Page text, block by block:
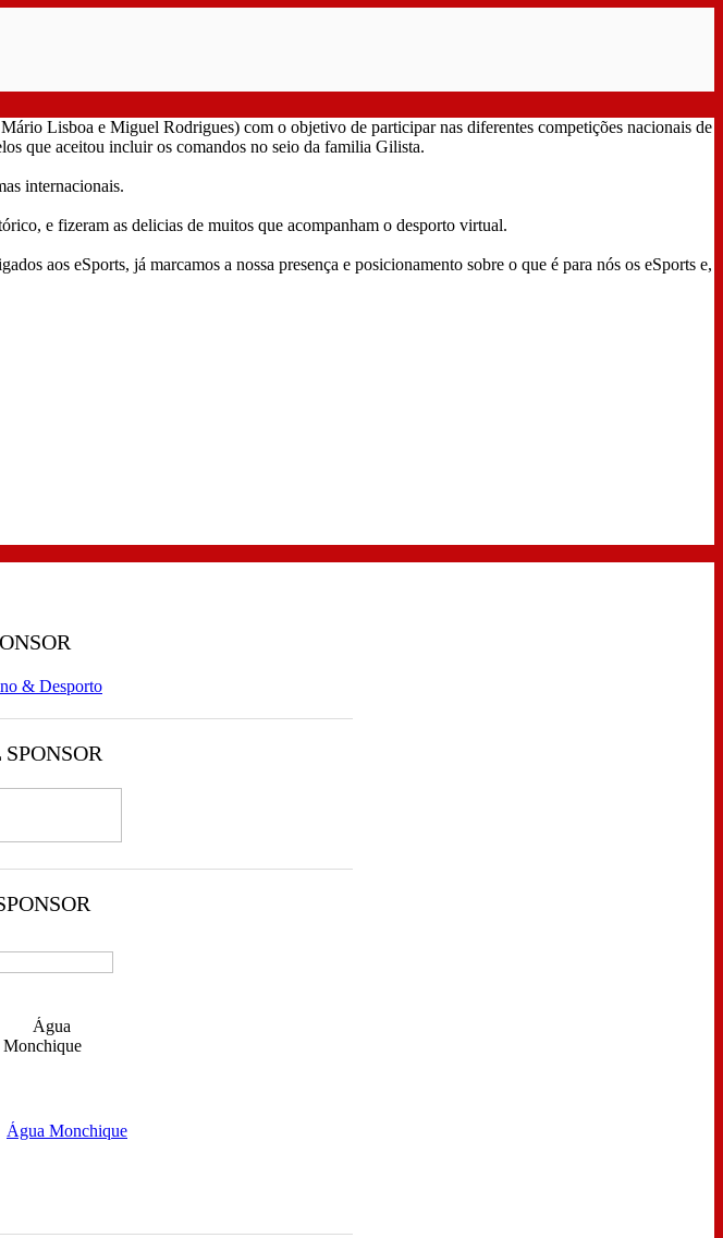
Lisboa e Miguel Rodrigues) com o objetivo de participar nas diferentes competições nacionais de
que aceitou incluir os comandos no seio da familia Gilista.
internacionais.
e fizeram as delicias de muitos que acompanham o desporto virtual.
aos eSports, já marcamos a nossa presença e posicionamento sobre o que é para nós os eSports e,